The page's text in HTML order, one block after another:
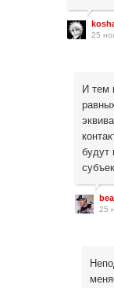
25
И тем
будут
25